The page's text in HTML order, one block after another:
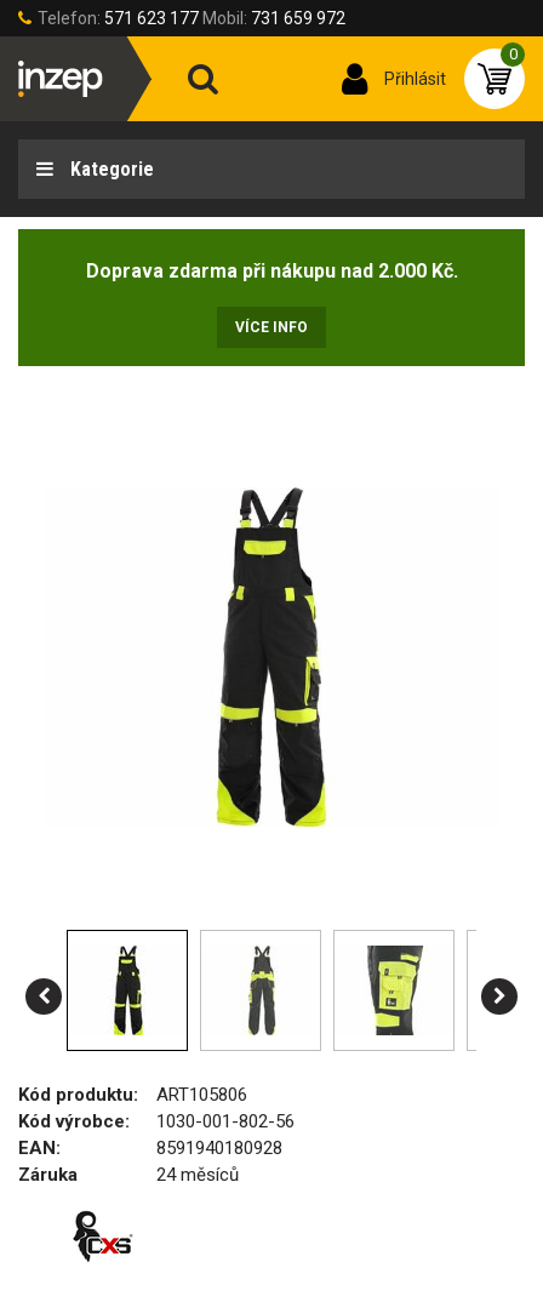
Telefon: 571 623 177 Mobil: 731 659 972
Přihlásit
0
Kategorie
Doprava zdarma při nákupu nad 2.000 Kč.
VÍCE INFO
Kód produktu:
ART105806
Kód výrobce:
1030-001-802-56
EAN:
8591940180928
Záruka
24 měsíců